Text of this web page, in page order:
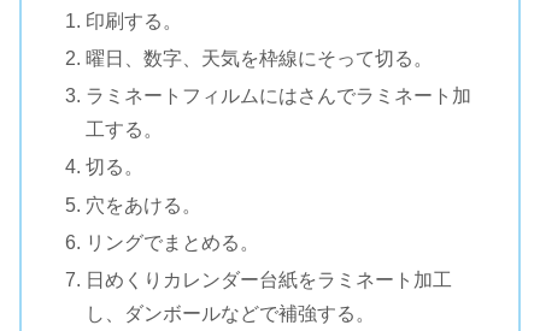
印刷する。
曜日、数字、天気を枠線にそって切る。
ラミネートフィルムにはさんでラミネート加
工する。
切る。
穴をあける。
リングでまとめる。
日めくりカレンダー台紙をラミネート加工
し、ダンボールなどで補強する。